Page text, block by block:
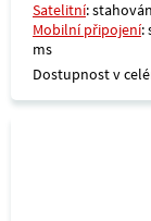
Satelitní:
Mobilní připojení:
ms
Dostupnost v